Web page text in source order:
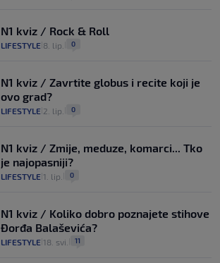
N1 kviz / Rock & Roll
LIFESTYLE 8. lip. 0
N1 kviz / Zavrtite globus i recite koji je
ovo grad?
LIFESTYLE 2. lip. 0
N1 kviz / Zmije, meduze, komarci... Tko
je najopasniji?
LIFESTYLE 1. lip. 0
N1 kviz / Koliko dobro poznajete stihove
Đorđa Balaševića?
LIFESTYLE 18. svi. 11